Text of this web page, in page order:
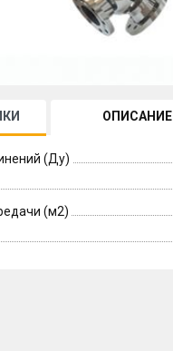
ОПИСАНИЕ
(Ду)
(м2)